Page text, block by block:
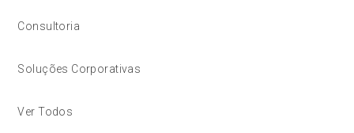
Consultoria
Soluções Corporativas
Ver Todos